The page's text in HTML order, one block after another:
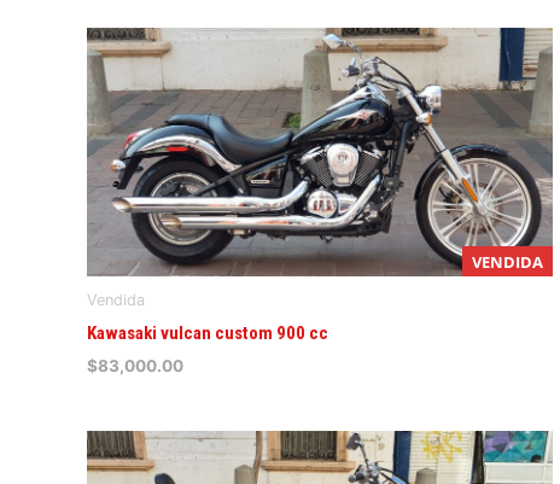
VENDIDA
Vendida
Kawasaki vulcan custom 900 cc
$83,000.00